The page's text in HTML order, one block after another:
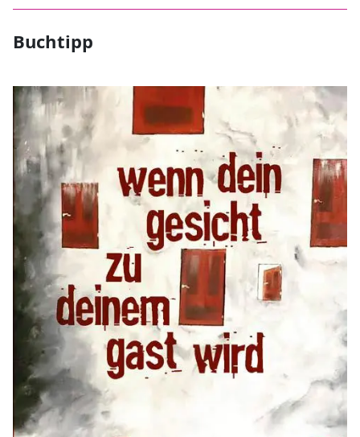
Buchtipp